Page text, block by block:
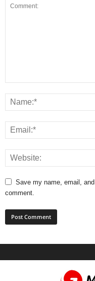
Save my name, email,
comment.